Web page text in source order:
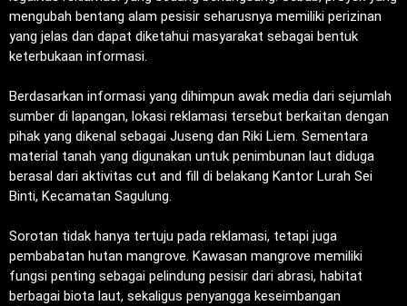
mengubah bentang alam pesisir seharusnya memiliki perizinan
yang jelas dan dapat diketahui masyarakat sebagai bentuk
keterbukaan informasi.
‎Berdasarkan informasi yang dihimpun awak media dari sejumlah
sumber di lapangan, lokasi reklamasi tersebut berkaitan dengan
pihak yang dikenal sebagai Juseng dan Riki Liem. Sementara
material tanah yang digunakan untuk penimbunan laut diduga
berasal dari aktivitas cut and fill di belakang Kantor Lurah Sei
Binti, Kecamatan Sagulung.
‎Sorotan tidak hanya tertuju pada reklamasi, tetapi juga
pembabatan hutan mangrove. Kawasan mangrove memiliki
fungsi penting sebagai pelindung pesisir dari abrasi, habitat
berbagai biota laut, sekaligus penyangga keseimbangan